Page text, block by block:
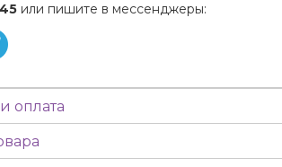
или пишите в мессенджеры:
оплата